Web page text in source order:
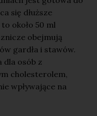
się dłuższe
około 50 ml
obejmują
gardła i stawów.
dla osób z
cholesterolem,
wpływające na